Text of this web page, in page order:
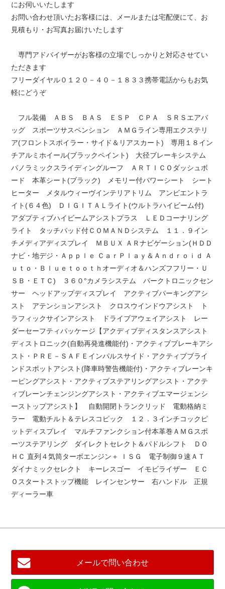
にお伺いいたします
お問い合わせ頂いたお客様には、メールまたは宅配便にて、お
見積もり・お写真お届けいたします
専門アドバイザーがお客様の立場でしっかりと対応させてい
ただきます
フリーダイヤル０１２０－４０－１８３３携帯電話からもお気
軽にどうぞ
フル装備 ＡＢＳ ＢＡＳ ＥＳＰ ＣＰＡ ＳＲＳエアバ
ッグ スポーツサスペンション ＡＭＧライン専用エクステリ
ア(フロントスポイラー・サイド＆リアスカート) 専用１８イン
チアルミホイール(ブラックペイント) 大径ブレーキシステム
パノラミックスライディングルーフ ＡＲＴＩＣＯダッシュボ
ード 本革シート(ブラック) メモリー付パワーシート シート
ヒーター メタルウィーヴインテリアトリム アンビエントラ
イト(６４色) ＤＩＧＩＴＡＬライト(ウルトラハイビーム付)
アダプティブハイビームアシストプラス ＬＥＤコーナリング
ライト タッチパッド付ＣＯＭＡＮＤシステム １１．９イン
チメディアディスプレイ ＭＢＵＸ ＡＲナビゲーション(ＨＤＤ
ナビ・地デジ・Ａｐｐｌｅ ＣａｒＰｌａｙ＆Ａｎｄｒｏｉｄ Ａ
ｕｔｏ・Ｂｌｕｅｔｏｏｔｈオーディオ＆ハンズフフリー・Ｕ
ＳＢ・ＥＴＣ) ３６０°カメラシステム パークトロニックセン
サー ヘッドアップディスプレイ アクティブパーキングアシ
スト アテンションアシスト クロスウインドウアシスト ト
ラフィックサインアシスト ドライブアウェイアシスト レー
ダーセーフティパッケージ【アクディブディスタンスアシスト
ディストロニック(自動再発進機能付)・アクティブブレーキアシ
スト・ＰＲＥ－ＳＡＦＥインパルスサイド・アクティブブライ
ンドスポットアシスト(降車時警告機能付)・アクティブレーンキ
ーピングアシスト・アクティブステアリングアシスト・アクテ
ィブレーンチェンジングアシスト・アクティブエマージェンシ
ーストップアシスト】 自動開閉トランクリッド 電動格納ミ
ラー 電動チルト＆テレスコピック １２．３インチコックピ
ットディスプレイ マルチファンクション付本革巻ＡＭＧスポ
ーツステアリング ダイレクトセレクト＆パドルシフト ＤＯ
ＨＣ 直列４気筒ターボエンジン＋ ＩＳＧ 電子制御９速ＡＴ
ダイナミックセレクト キーレスゴー イモビライザー ＥＣ
Ｏスタートストップ機能 レインセンサー 右ハンドル 正規
ディーラー車
メールで問い合わせ